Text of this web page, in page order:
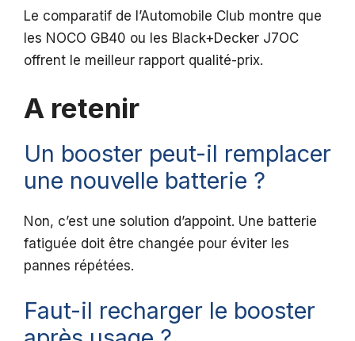
Le comparatif de l’Automobile Club montre que
les NOCO GB40 ou les Black+Decker J7OC
offrent le meilleur rapport qualité-prix.
A retenir
Un booster peut-il remplacer
une nouvelle batterie ?
Non, c’est une solution d’appoint. Une batterie
fatiguée doit être changée pour éviter les
pannes répétées.
Faut-il recharger le booster